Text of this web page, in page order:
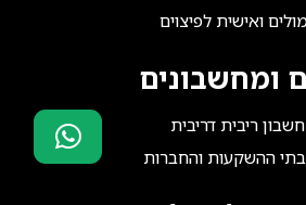
ואישית לפיצוים
ומחשבונים
ריבית דריבית
בתי ההשקעות והחברות